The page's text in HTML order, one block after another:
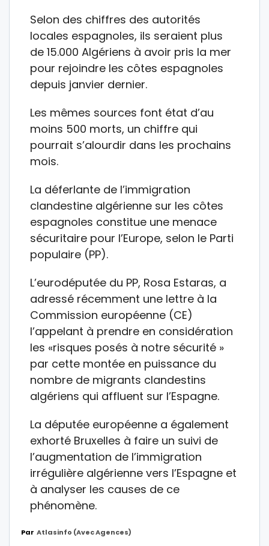
Selon des chiffres des autorités
locales espagnoles, ils seraient plus
de 15.000 Algériens à avoir pris la mer
pour rejoindre les côtes espagnoles
depuis janvier dernier.
Les mêmes sources font état d’au
moins 500 morts, un chiffre qui
pourrait s’alourdir dans les prochains
mois.
La déferlante de l’immigration
clandestine algérienne sur les côtes
espagnoles constitue une menace
sécuritaire pour l’Europe, selon le Parti
populaire (PP).
L’eurodéputée du PP, Rosa Estaras, a
adressé récemment une lettre à la
Commission européenne (CE)
l’appelant à prendre en considération
les «risques posés à notre sécurité »
par cette montée en puissance du
nombre de migrants clandestins
algériens qui affluent sur l’Espagne.
La députée européenne a également
exhorté Bruxelles à faire un suivi de
l’augmentation de l’immigration
irrégulière algérienne vers l’Espagne et
à analyser les causes de ce
phénomène.
Par Atlasinfo (avec Agences)